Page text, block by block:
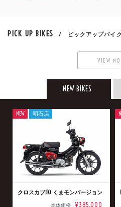
PICK UP BIKES / ピックアップバイク
VIEW
NEW BIKES
クロスカブ110 くまモンバージョン
本体価格 ¥385,000
NEW 明石店